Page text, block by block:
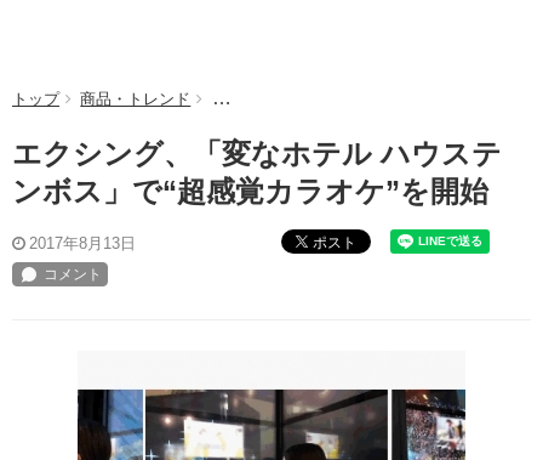
トップ 商品・トレンド エクシング、「変なホテル ハウステンボス」
エクシング、「変なホテル ハウステ
ンボス」で“超感覚カラオケ”を開始
2017年8月13日 ポスト